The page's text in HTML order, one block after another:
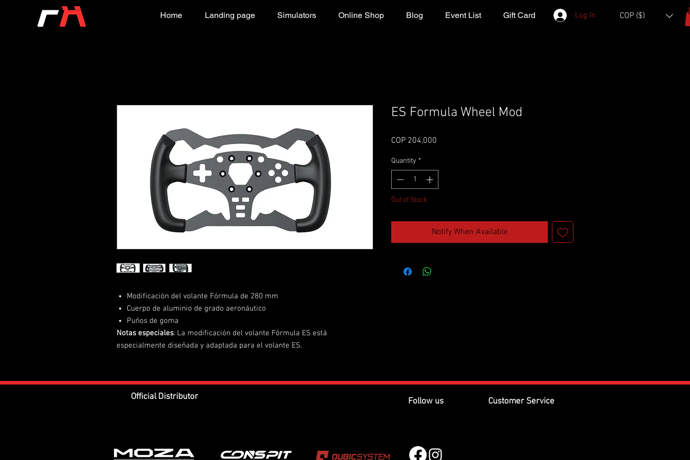
Home Landing page Simulators Online Shop Blog Event List Gift Card Log In COP ($)
Modificación del volante Fórmula de 280 mm
Cuerpo de aluminio de grado aeronáutico
Puños de goma
Notas especiales: La modificación del volante Fórmula ES está
especialmente diseñada y adaptada para el volante ES.
ES Formula Wheel Mod
COP 204,000
Quantity *
Out of Stock
Notify When Available
Official Distributor Follow us Customer Service